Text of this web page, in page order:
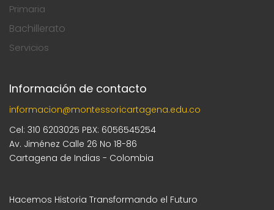
Primaria
Bachillerato
Servicios
Información de contacto
informacion@montessoricartagena.edu.co
Cel: 310 6203025 PBX: 6056545254
Av. Jiménez Calle 26 No 18-86
Cartagena de Indias - Colombia
Hacemos Historia Transformando el Futuro